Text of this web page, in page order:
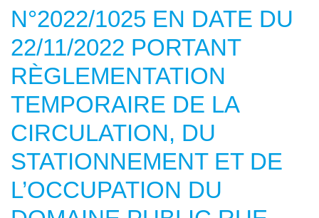
N°2022/1025 EN DATE DU
22/11/2022 PORTANT
RÈGLEMENTATION
TEMPORAIRE DE LA
CIRCULATION, DU
STATIONNEMENT ET DE
L’OCCUPATION DU